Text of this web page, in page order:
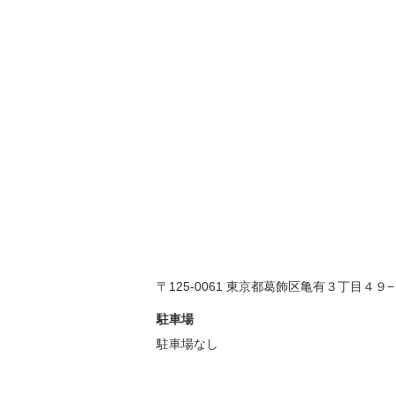
〒125-0061 東京都葛飾区亀有３丁目４９
駐車場
駐車場なし